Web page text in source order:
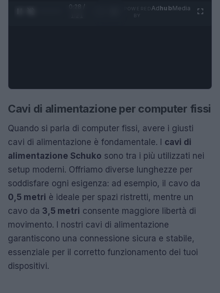
0:29 /
AdhubMedia
Cavi di alimentazione per computer fissi
Quando si parla di computer fissi, avere i giusti
cavi di alimentazione è fondamentale. I cavi di
alimentazione Schuko sono tra i più utilizzati nei
setup moderni. Offriamo diverse lunghezze per
soddisfare ogni esigenza: ad esempio, il cavo da
0,5 metri è ideale per spazi ristretti, mentre un
cavo da 3,5 metri consente maggiore libertà di
movimento. I nostri cavi di alimentazione
garantiscono una connessione sicura e stabile,
essenziale per il corretto funzionamento dei tuoi
dispositivi.